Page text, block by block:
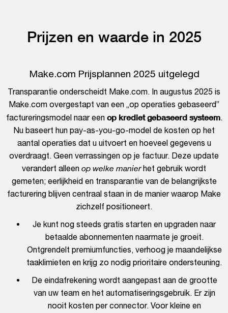
Prijzen en waarde in 2025
Make.com Prijsplannen 2025 uitgelegd
Transparantie onderscheidt Make.com. In augustus 2025 is
Make.com overgestapt van een „op operaties gebaseerd”
factureringsmodel naar een op krediet gebaseerd systeem.
Nu baseert hun pay-as-you-go-model de kosten op het
aantal operaties dat u uitvoert en hoeveel gegevens u
overdraagt. Geen verrassingen op je factuur. Deze update
verandert alleen op welke manierhet gebruik wordt
gemeten; eerlijkheid en transparantie van de belangrijkste
facturering blijven centraal staan in de manier waarop Make
zichzelf positioneert.
Je kunt nog steeds gratis starten en upgraden naar
betaalde abonnementen naarmate je groeit.
Ontgrendelt premiumfuncties, verhoog je maandelijkse
taaklimieten en krijg zo nodig prioritaire ondersteuning.
De eindafrekening wordt aangepast aan de grootte
van uw team en het automatiseringsgebruik. Er zijn
nooit kosten per connector. Voor kleine en